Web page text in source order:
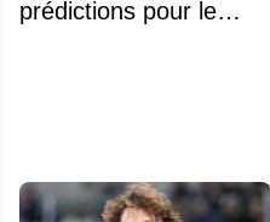
prédictions pour le